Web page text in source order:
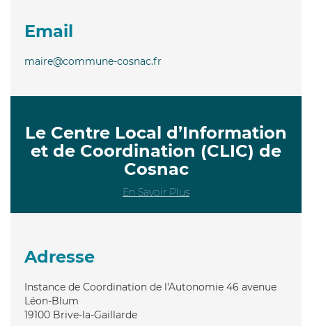
Email
maire@commune-cosnac.fr
Le Centre Local d’Information
et de Coordination (CLIC) de
Cosnac
En Savoir Plus
Adresse
Instance de Coordination de l'Autonomie 46 avenue
Léon-Blum
19100 Brive-la-Gaillarde